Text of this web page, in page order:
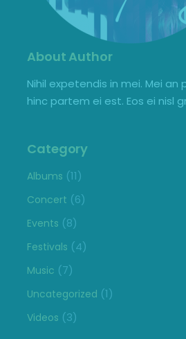
About Author
Nihil expetendis in mei. Mei an
hinc partem ei est. Eos ei nisl
Category
Albums (11)
Concert (6)
Events (8)
Festivals (4)
Music (7)
Uncategorized (1)
Videos (3)